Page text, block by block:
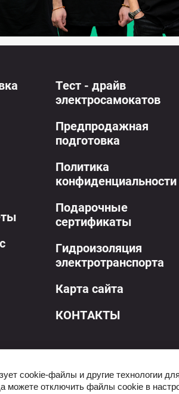
Тест - драйв
электросамокатов
Предпродажная
подготовка
Политика
конфиденциальности
Подарочные
сертификаты
Гидроизоляция
электротранспорта
Карта сайта
КОНТАКТЫ
cookie-файлы и другие технологии
можете отключить файлы cookie в